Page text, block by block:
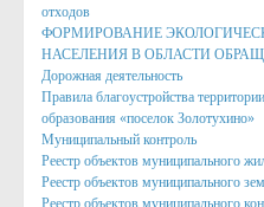
Формы
Написать
Графики приема и
Сведения о
Графики
отходов
ФОРМИРОВАНИЕ
НАСЕЛЕНИЯ В ОБЛАСТИ
Дорожная деятельность
Правила благоустройства
образования «поселок Золотухино»
Муниципальный контроль
Реестр объектов муниципального
Реестр объектов муниципального
Реестр объектов муниципального